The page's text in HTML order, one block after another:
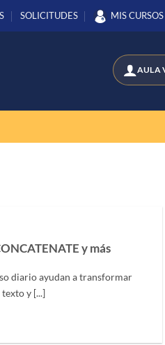
SOLICITUDES MIS CURSOS
y más
diario ayudan a transformar
y [...]